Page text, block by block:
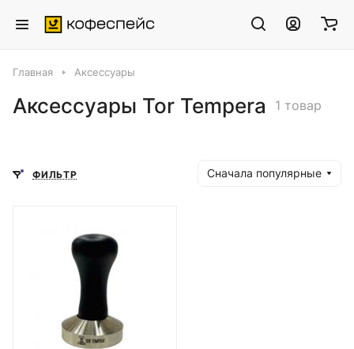
Главная Аксессуары
Аксессуары Tor Tempera 1 товар
ФИЛЬТР Сначала популярные